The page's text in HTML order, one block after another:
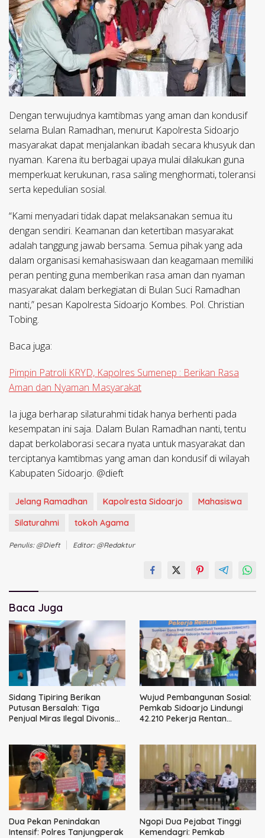
Dengan terwujudnya kamtibmas yang aman dan kondusif
selama Bulan Ramadhan, menurut Kapolresta Sidoarjo
masyarakat dapat menjalankan ibadah secara khusyuk dan
nyaman. Karena itu berbagai upaya mulai dilakukan guna
memperkuat kerukunan, rasa saling menghormati, toleransi
serta kepedulian sosial.
“Kami menyadari tidak dapat melaksanakan semua itu
dengan sendiri. Keamanan dan ketertiban masyarakat
adalah tanggung jawab bersama. Semua pihak yang ada
dalam organisasi kemahasiswaan dan keagamaan memiliki
peran penting guna memberikan rasa aman dan nyaman
masyarakat dalam berkegiatan di Bulan Suci Ramadhan
nanti,” pesan Kapolresta Sidoarjo Kombes. Pol. Christian
Tobing.
Baca juga:
Pimpin Patroli KRYD, Kapolres Sumenep : Berikan Rasa
Aman dan Nyaman Masyarakat
Ia juga berharap silaturahmi tidak hanya berhenti pada
kesempatan ini saja. Dalam Bulan Ramadhan nanti, tentu
dapat berkolaborasi secara nyata untuk masyarakat dan
terciptanya kamtibmas yang aman dan kondusif di wilayah
Kabupaten Sidoarjo. @dieft
Jelang Ramadhan Kapolresta Sidoarjo
Mahasiswa
Silaturahmi
tokoh Agama
Penulis: @dieft Editor: @redaktur
Baca Juga
Sidang Tipiring Berikan
Putusan Bersalah: Tiga
Penjual Miras Ilegal Divonis
Wujud Pembangunan Sosial:
Pemkab Sidoarjo Lindungi
42.210 Pekerja Rentan
Dua Pekan Penindakan
Intensif: Polres Tanjungperak
Ngopi Dua Pejabat Tinggi
Kemendagri: Pemkab